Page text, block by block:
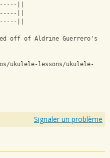
||
||
||
off of Aldrine Guerrero's
ukulele-lessons/ukulele-
Signaler un problème